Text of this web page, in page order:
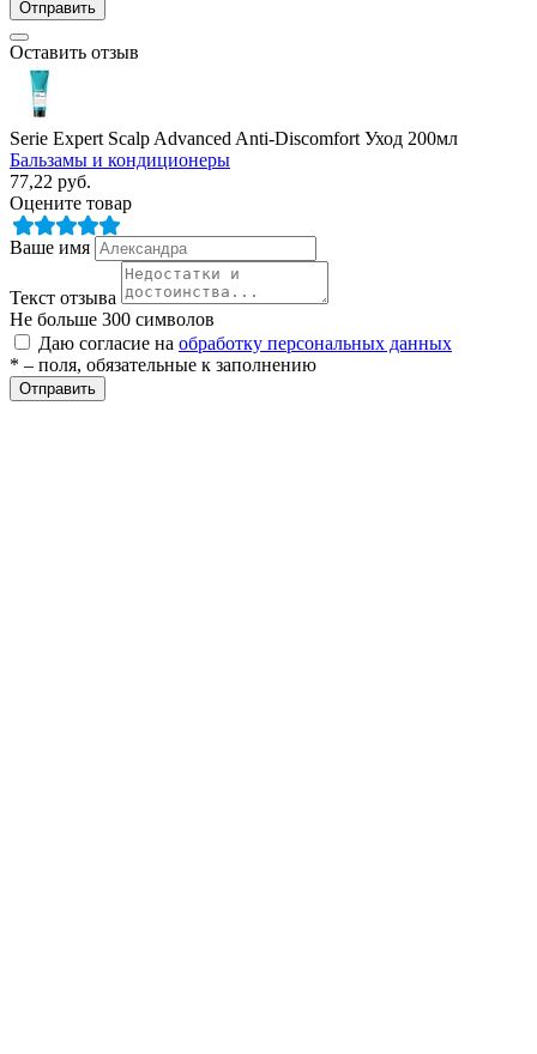
Отправить
Оставить отзыв
Serie Expert Scalp Advanced Anti-Discomfort Уход 200мл
Бальзамы и кондиционеры
77,22 руб.
Оцените товар
Ваше имя
Текст отзыва
Не больше 300 символов
Даю согласие на обработку персональных данных
* – поля, обязательные к заполнению
Отправить